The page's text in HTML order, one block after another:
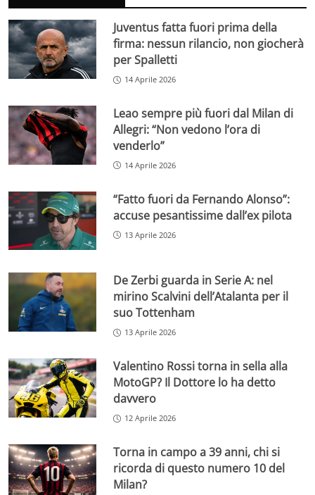
Juventus fatta fuori prima della
firma: nessun rilancio, non giocherà
per Spalletti
14 Aprile 2026
Leao sempre più fuori dal Milan di
Allegri: “Non vedono l’ora di
venderlo”
14 Aprile 2026
“Fatto fuori da Fernando Alonso”:
accuse pesantissime dall’ex pilota
13 Aprile 2026
De Zerbi guarda in Serie A: nel
mirino Scalvini dell’Atalanta per il
suo Tottenham
13 Aprile 2026
Valentino Rossi torna in sella alla
MotoGP? Il Dottore lo ha detto
davvero
12 Aprile 2026
Torna in campo a 39 anni, chi si
ricorda di questo numero 10 del
Milan?